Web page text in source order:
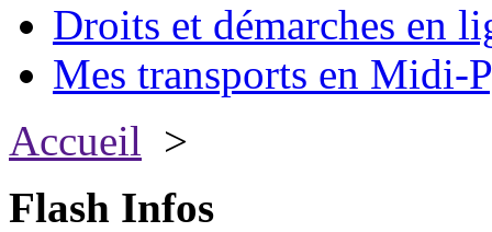
Droits et démarches en
Mes transports en Midi-
Accueil >
Flash Infos